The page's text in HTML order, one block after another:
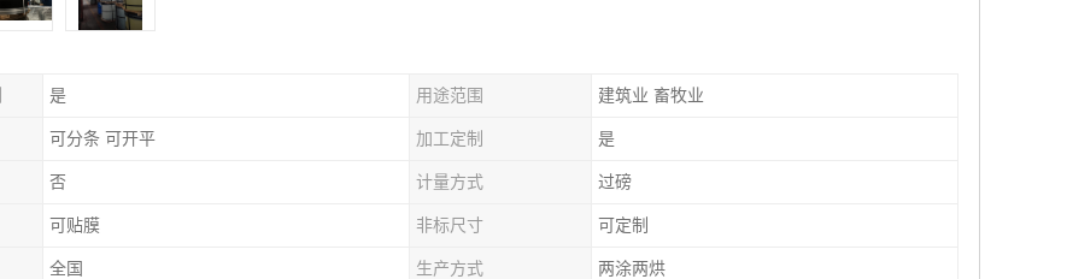
是 用途范围 建筑业 畜牧业
可分条 可开平 加工定制 是
否 计量方式 过磅
可贴膜 非标尺寸 可定制
全国 生产方式 两涂两烘